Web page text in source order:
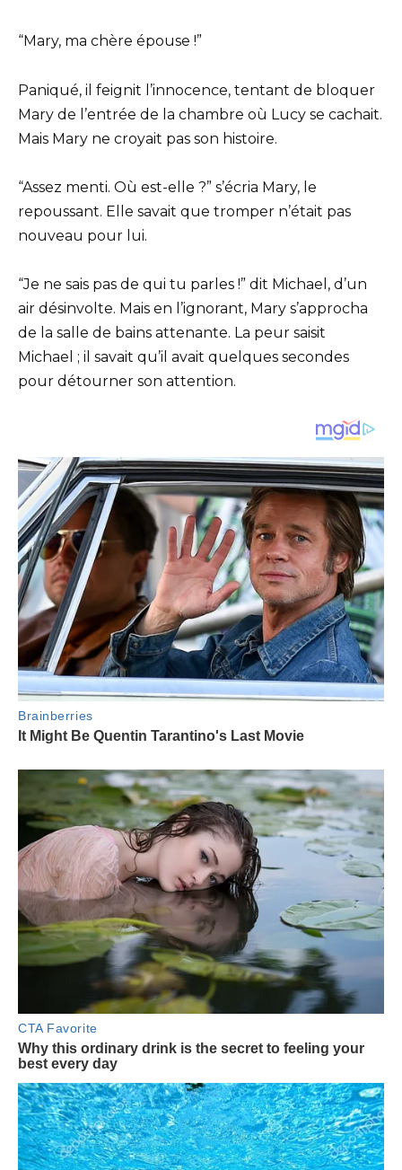
“Mary, ma chère épouse !”
Paniqué, il feignit l’innocence, tentant de bloquer
Mary de l’entrée de la chambre où Lucy se cachait.
Mais Mary ne croyait pas son histoire.
“Assez menti. Où est-elle ?” s’écria Mary, le
repoussant. Elle savait que tromper n’était pas
nouveau pour lui.
“Je ne sais pas de qui tu parles !” dit Michael, d’un
air désinvolte. Mais en l’ignorant, Mary s’approcha
de la salle de bains attenante. La peur saisit
Michael ; il savait qu’il avait quelques secondes
pour détourner son attention.